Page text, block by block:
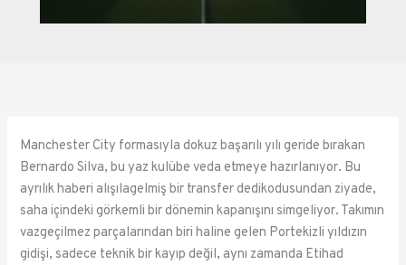
Manchester City formasıyla dokuz başarılı yılı geride bırakan
Bernardo Silva, bu yaz kulübe veda etmeye hazırlanıyor. Bu
ayrılık haberi alışılagelmiş bir transfer dedikodusundan ziyade,
saha içindeki görkemli bir dönemin kapanışını simgeliyor. Takımın
vazgeçilmez parçalarından biri haline gelen Portekizli yıldızın
gidişi, sadece teknik bir kayıp değil, aynı zamanda Etihad